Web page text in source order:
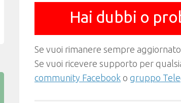
Hai dubbi o
Se vuoi rimanere sempre
Se vuoi ricevere supporto per
community Facebook o gruppo